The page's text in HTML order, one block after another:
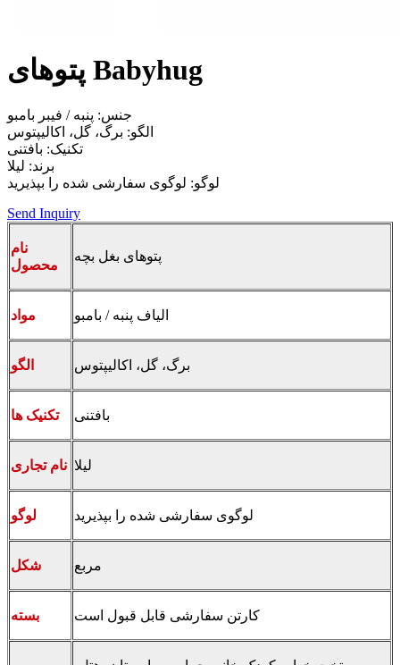
پتوهای Babyhug
جنس: پنبه / فیبر بامبو
الگو: برگ، گل، اکالیپتوس
تکنیک: بافتنی
برند: لیلا
لوگو: لوگوی سفارشی شده را بپذیرید
Send Inquiry
نام
محصول
پتوهای بغل بچه
مواد الیاف پنبه / بامبو
الگو برگ، گل، اکالیپتوس
تکنیک ها بافتنی
نام تجاری لیلا
لوگو لوگوی سفارشی شده را بپذیرید
شکل مربع
بسته کارتن سفارشی قابل قبول است